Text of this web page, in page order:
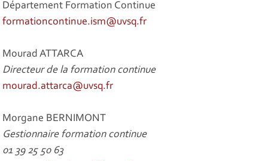
Département Formation Continue
formationcontinue.ism@uvsq.fr
Mourad ATTARCA
Directeur de la formation continue
mourad.attarca@uvsq.fr
Morgane BERNIMONT
Gestionnaire formation continue
01 39 25 50 63